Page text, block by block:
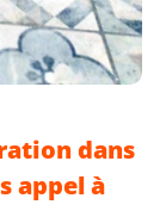
dans
appel à